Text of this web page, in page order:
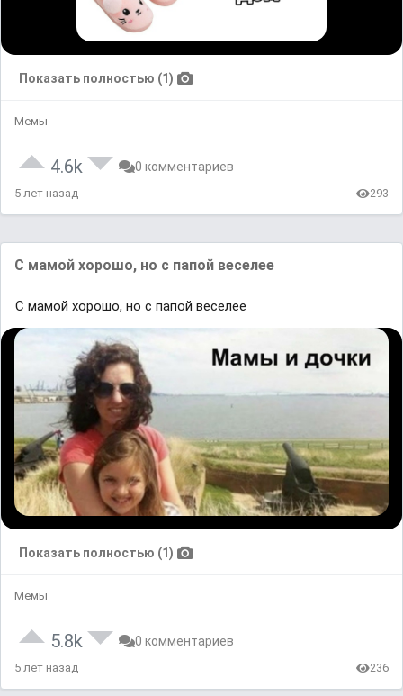
Показать полностью (1)
Мемы
4.6k 0 комментариев
5 лет назад 293
С мамой хорошо, но с папой веселее
С мамой хорошо, но с папой веселее
Показать полностью (1)
Мемы
5.8k 0 комментариев
5 лет назад 236